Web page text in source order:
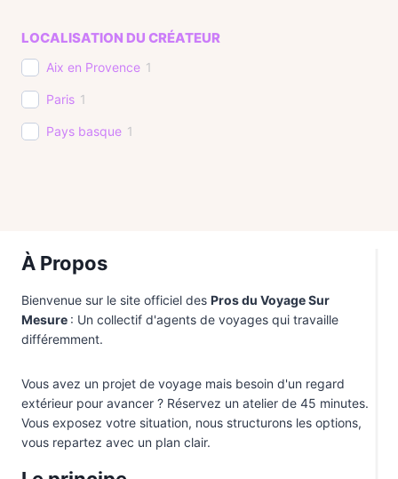
LOCALISATION DU CRÉATEUR
Aix en Provence 1
Paris 1
Pays basque 1
À Propos
Bienvenue sur le site officiel des Pros du Voyage Sur
Mesure : Un collectif d'agents de voyages qui travaille
différemment.
Vous avez un projet de voyage mais besoin d'un regard
extérieur pour avancer ? Réservez un atelier de 45 minutes.
Vous exposez votre situation, nous structurons les options,
vous repartez avec un plan clair.